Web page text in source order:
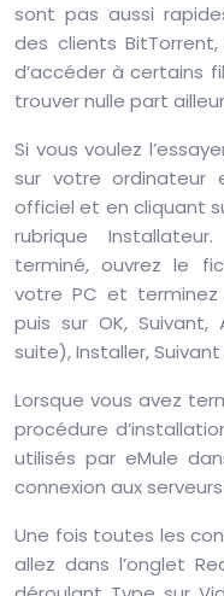
sont pas aussi
des clients
d’accéder à certains
trouver nulle part
Si vous voulez
sur votre ordinateur
officiel et en cliquant
rubrique
terminé, ouvrez le
votre PC et terminez
puis sur OK,
suite), Installer,
Lorsque vous avez
procédure
utilisés par eMule
connexion aux
Une fois toutes les
allez dans l’onglet